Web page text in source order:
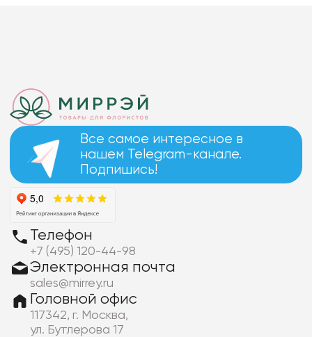
Все самое интересное в
нашем Telegram-канале.
Подпишись!
Телефон
+7 (495) 120-44-98
Электронная почта
sales@mirrey.ru
Головной офис
117342, г. Москва,
ул. Бутлерова 17